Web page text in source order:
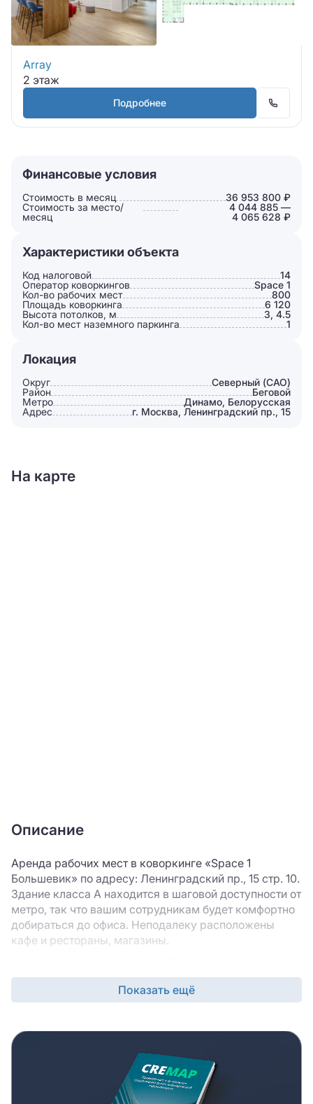
Array
2 этаж
Подробнее
Финансовые условия
Стоимость в месяц
36 953 800 ₽
Стоимость за место/
месяц
4 044 885 —
4 065 628 ₽
Характеристики объекта
Код налоговой
14
Оператор коворкингов
Space 1
Кол-во рабочих мест
800
Площадь коворкинга
6 120
Высота потолков, м
3, 4.5
Кол-во мест наземного паркинга
1
Локация
Округ
Северный (САО)
Район
Беговой
Метро
Динамо, Белорусская
Адрес
г. Москва, Ленинградский пр., 15
На карте
Описание
Аренда рабочих мест в коворкинге «Space 1
Большевик» по адресу: Ленинградский пр., 15 стр. 10.
Здание класса A находится в шаговой доступности от
метро, так что вашим сотрудникам будет комфортно
добираться до офиса. Неподалеку расположены
кафе и рестораны, магазины.
выигрываете большое количество времени и
получаете возможность заехать в новый офис
готовую отделку, оператор площадки предоставляет
всю необходимую мебель и офисную технику, так что
вам не нужно закладывать дополнительное время на
ремонт и обустройство помещения.
Показать ещё